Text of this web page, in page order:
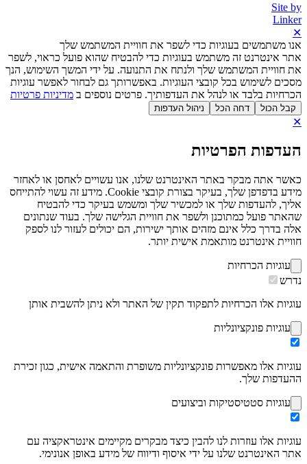
Site by
Linker
✕
אנו משתמשים בעוגיות כדי לשפר את חוויית המשתמש שלך
אתר אינטרנט זה משתמש בעוגיות כדי להבטיח שהוא פועל כראוי, לשפר
את חוויית המשתמש שלך ולנתח את התנועה. על ידי המשך השימוש, הנך
מסכים לשימוש בכל קובצי העוגיות. באפשרותך גם לבחור לאפשר עוגיות
הכרחיות בלבד או לנהל את העדפותיך. פרטים נוספים ב מדיניות פרטיות
קבל הכול דחה הכל ניהול העדפות
✕
העדפות הפרטיות
כאשר אתה מבקר באתר האינטרנט שלנו, אנו עשויים לאחסן או לאחזר
מידע בדפדפן שלך, בעיקר בצורת קובצי Cookie. מידע זה עשוי להתייחס
אליך, להעדפות שלך או למכשיר שלך ומשמש בעיקר כדי להבטיח
שהאתר פועל כמתוכנן ולשפר את חוויית הגלישה שלך. בעוד שנתונים
אלה בדרך כלל אינם מזהים אותך ישירות, הם יכולים לעזור לנו לספק
חוויית אינטרנט מותאמת אישית יותר.
עוגיות הכרחיות
נדרש
עוגיות אלו הכרחיות לתפקוד תקין של האתר ולא ניתן להשבית אותן
עוגיות פונקציונליות
עוגיות אלו מאפשרות פונקציונליות משופרת והתאמה אישית, כגון זכירת
ההעדפות שלך.
עוגיות סטטיסטיקות וביצועים
עוגיות אלו עוזרות לנו להבין כיצד מבקרים מקיימים אינטראקציה עם
אתר האינטרנט שלנו על ידי איסוף ודיווח של מידע באופן אנונימי.